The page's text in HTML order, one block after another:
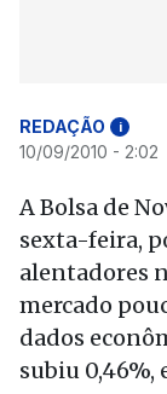
REDAÇÃO i
10/09/2010 - 2:02
A Bolsa de
sexta-feira,
alentadores
mercado
dados
subiu 0,46%,